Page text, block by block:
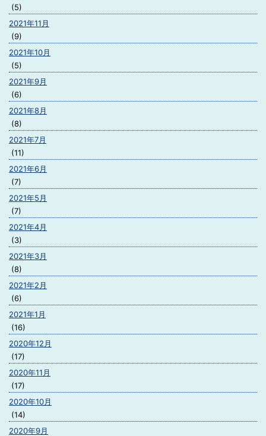
(5)
2021年11月
(9)
2021年10月
(5)
2021年9月
(6)
2021年8月
(8)
2021年7月
(11)
2021年6月
(7)
2021年5月
(7)
2021年4月
(3)
2021年3月
(8)
2021年2月
(6)
2021年1月
(16)
2020年12月
(17)
2020年11月
(17)
2020年10月
(14)
2020年9月